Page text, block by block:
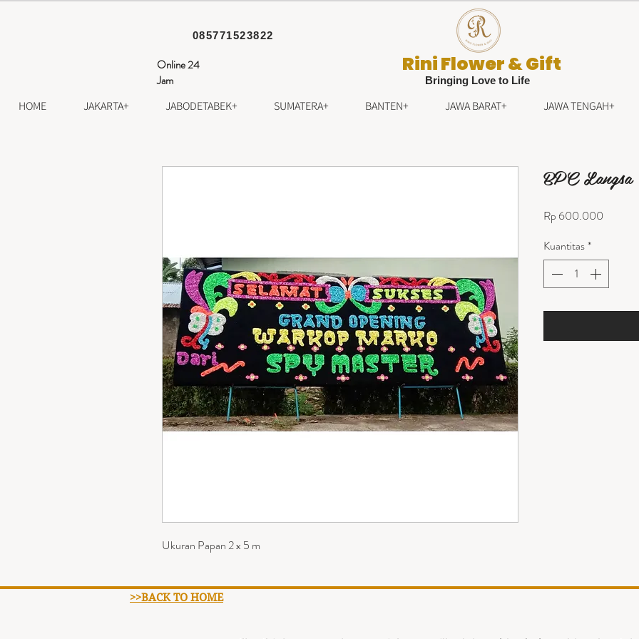
085771523822
Online 24
Jam
Rini Flower & Gift
Bringing Love to Life
HOME JAKARTA+ JABODETABEK+ SUMATERA+ BANTEN+ JAWA BARAT+ JAWA TENGAH+
Ukuran Papan 2 x 5 m
BPC
Rp 600.000
Kuantitas*
>>BACK TO HOME